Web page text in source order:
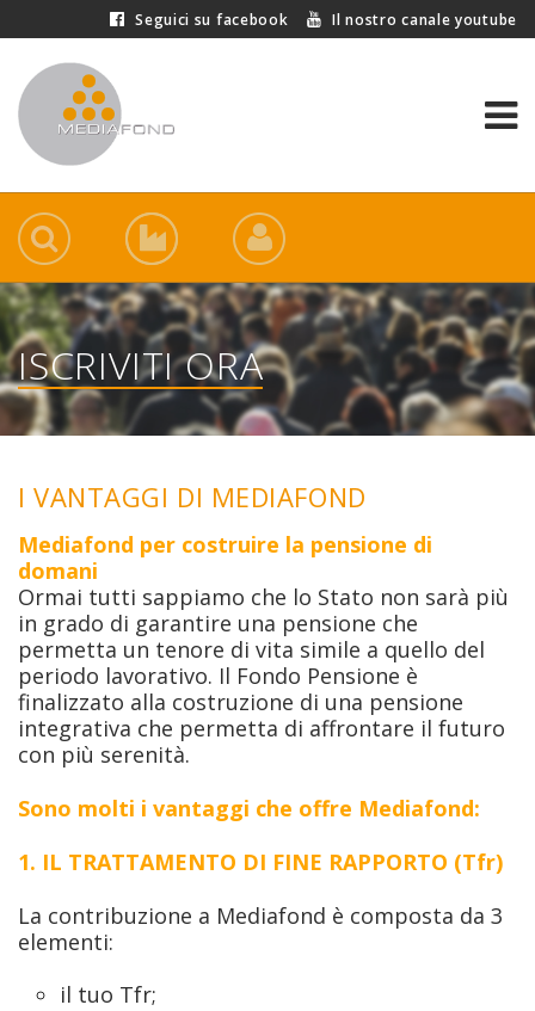
Seguici su facebook Il nostro canale youtube
ISCRIVITI ORA
I VANTAGGI DI MEDIAFOND
Mediafond per costruire la pensione di
domani
Ormai tutti sappiamo che lo Stato non sarà più
in grado di garantire una pensione che
permetta un tenore di vita simile a quello del
periodo lavorativo. Il Fondo Pensione è
finalizzato alla costruzione di una pensione
integrativa che permetta di affrontare il futuro
con più serenità.
Sono molti i vantaggi che offre Mediafond:
1. IL TRATTAMENTO DI FINE RAPPORTO (Tfr)
La contribuzione a Mediafond è composta da 3
elementi:
il tuo Tfr;